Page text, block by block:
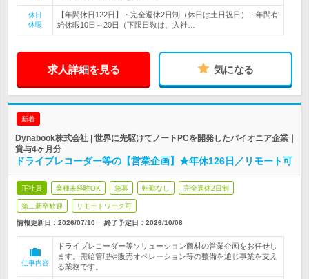
休日
休暇
【年間休日122日】・完全週休2日制（休日は土日祝日）・年間有
給休暇10日～20日（下限日数は、入社…
求人詳細を見る 気になる
新着
Dynabook株式会社 | 世界に先駆けてノートPCを開発したパイオニア企業｜
賞与4ヶ月分
ドライブレコーダー等の【営業企画】★年休126日／リモート可
正社員 業種未経験OK 急募 転勤なし 完全週休2日制
第二新卒歓迎 リモートワーク可
情報更新日：2026/07/10 終了予定日： 2026/10/08
仕事内容
ドライブレコーダー等ソリューション商材の営業企画をお任せし
ます。需給管理や販売オペレーション等の整備を通じ事業を支え
る業務です。